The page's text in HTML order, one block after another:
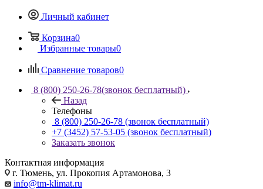
Личный кабинет
Корзина0
Избранные товары0
Сравнение товаров0
8 (800) 250-26-78(звонок бесплатный)
Назад
Телефоны
8 (800) 250-26-78 (звонок бесплатный)
+7 (3452) 57-53-05 (звонок бесплатный)
Заказать звонок
Контактная информация
г. Тюмень, ул. Прокопия Артамонова, 3
info@tm-klimat.ru